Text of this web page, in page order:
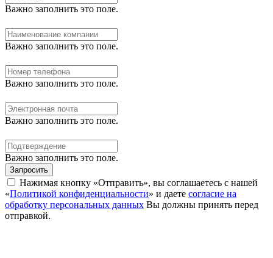
Важно заполнить это поле.
Важно заполнить это поле.
Важно заполнить это поле.
Важно заполнить это поле.
Важно заполнить это поле.
Запросить
Нажимая кнопку «Отправить», вы соглашаетесь с нашей
«Политикой конфиденциальности» и даете согласие на
обработку персональных данных Вы должны принять перед
отправкой.